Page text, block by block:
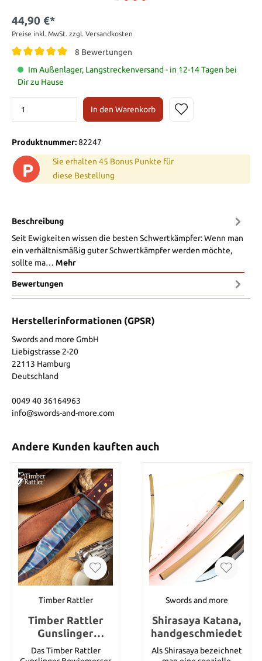
44,90 €*
Preise inkl. MwSt. zzgl. Versandkosten
8 Bewertungen
Im Außenlager, Langstreckenversand - in 12-14 Tagen bei
Dir zu Hause
In den Warenkorb
Produktnummer:82247
P
Sie erhalten 45 Bonus Punkte für
diese Bestellung
Beschreibung
Seit Ewigkeiten wissen die besten Schwertkämpfer: Wenn man
ein verhältnismäßig guter Schwertkämpfer werden möchte,
sollte ma… Mehr
Bewertungen
Herstellerinformationen (GPSR)
Swords and more GmbH
Liebigstrasse 2-20
22113 Hamburg
Deutschland
0049 40 36164963
info@swords-and-more.com
Andere Kunden kauften auch
Timber Rattler
Timber Rattler
Gunslinger
Bowiemesser mit
Das Timber Rattler
Swords and more
Shirasaya Katana,
handgeschmiedet
Als Shirasaya bezeichnet